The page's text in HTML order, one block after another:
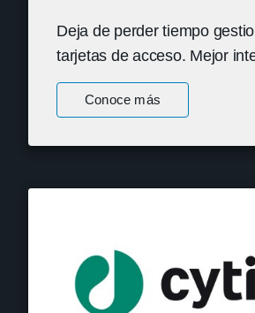
Deja de perder tiempo
tarjetas de acceso. Mejor
Conoce más